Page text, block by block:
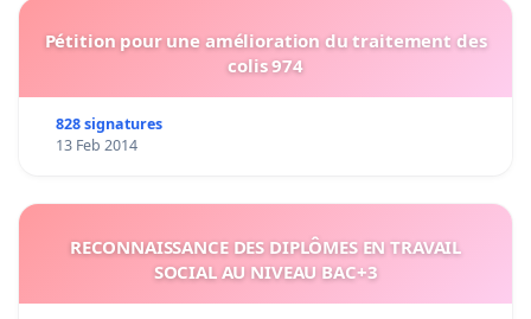
Pétition pour une amélioration du traitement des
colis 974
828 signatures
13 Feb 2014
RECONNAISSANCE DES DIPLÔMES EN TRAVAIL
SOCIAL AU NIVEAU BAC+3